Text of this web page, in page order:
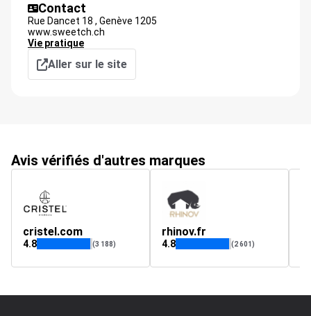
Contact
Rue Dancet 18 , Genève 1205
www.sweetch.ch
Vie pratique
Aller sur le site
Avis vérifiés d'autres marques
cristel.com
4.8 (3 188)
rhinov.fr
4.8 (2 601)